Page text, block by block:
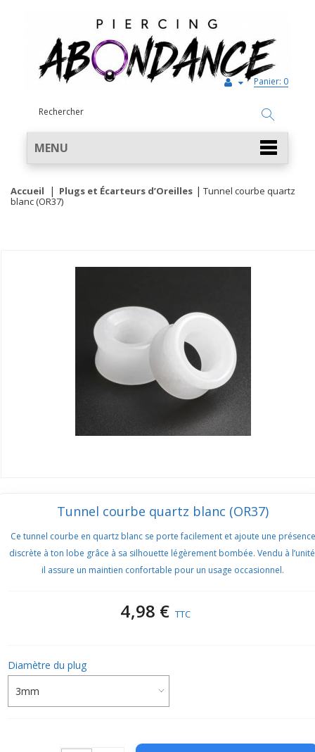
Panier: 0
MENU
Accueil Plugs et Écarteurs d’Oreilles
Tunnel courbe quartz
blanc (OR37)
Tunnel courbe quartz blanc (OR37)
Ce tunnel courbe en quartz blanc se porte facilement et ajoute une présence
discrète à ton lobe grâce à sa silhouette légèrement bombée. Vendu à
il assure un maintien confortable pour un usage occasionnel.
4,98 € TTC
Diamètre du plug